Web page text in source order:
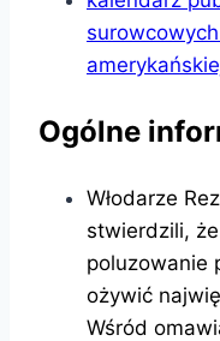
Ogólne
Włodarze
stwierdzili,
poluzowanie
ożywić
Wśród